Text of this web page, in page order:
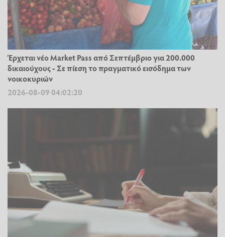
Έρχεται νέο Market Pass από Σεπτέμβριο για 200.000
δικαιούχους - Σε πίεση το πραγματικό εισόδημα των
νοικοκυριών
2026-08-09 04:02:20